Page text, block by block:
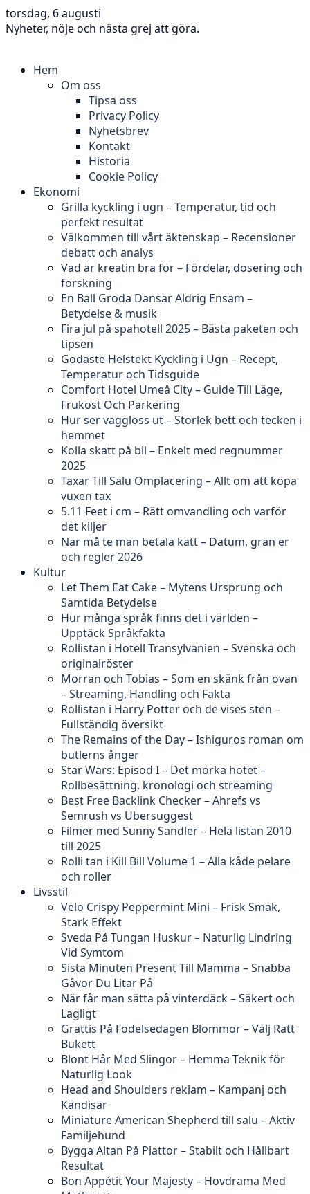
torsdag, 6 augusti
Nyheter, nöje och nästa grej att göra.
Hem
Om oss
Tipsa oss
Privacy Policy
Nyhetsbrev
Kontakt
Historia
Cookie Policy
Ekonomi
Grilla kyckling i ugn – Temperatur, tid och
perfekt resultat
Välkommen till vårt äktenskap – Recensioner
debatt och analys
Vad är kreatin bra för – Fördelar, dosering och
forskning
En Ball Groda Dansar Aldrig Ensam –
Betydelse & musik
Fira jul på spahotell 2025 – Bästa paketen och
tipsen
Godaste Helstekt Kyckling i Ugn – Recept,
Temperatur och Tidsguide
Comfort Hotel Umeå City – Guide Till Läge,
Frukost Och Parkering
Hur ser vägglöss ut – Storlek bett och tecken i
hemmet
Kolla skatt på bil – Enkelt med regnummer
2025
Taxar Till Salu Omplacering – Allt om att köpa
vuxen tax
5.11 Feet i cm – Rätt omvandling och varför
det kiljer
När må te man betala katt – Datum, grän er
och regler 2026
Kultur
Let Them Eat Cake – Mytens Ursprung och
Samtida Betydelse
Hur många språk finns det i världen –
Upptäck Språkfakta
Rollistan i Hotell Transylvanien – Svenska och
originalröster
Morran och Tobias – Som en skänk från ovan
– Streaming, Handling och Fakta
Rollistan i Harry Potter och de vises sten –
Fullständig översikt
The Remains of the Day – Ishiguros roman om
butlerns ånger
Star Wars: Episod I – Det mörka hotet –
Rollbesättning, kronologi och streaming
Best Free Backlink Checker – Ahrefs vs
Semrush vs Ubersuggest
Filmer med Sunny Sandler – Hela listan 2010
till 2025
Rolli tan i Kill Bill Volume 1 – Alla kåde pelare
och roller
Livsstil
Velo Crispy Peppermint Mini – Frisk Smak,
Stark Effekt
Sveda På Tungan Huskur – Naturlig Lindring
Vid Symtom
Sista Minuten Present Till Mamma – Snabba
Gåvor Du Litar På
När får man sätta på vinterdäck – Säkert och
Lagligt
Grattis På Födelsedagen Blommor – Välj Rätt
Bukett
Blont Hår Med Slingor – Hemma Teknik för
Naturlig Look
Head and Shoulders reklam – Kampanj och
Kändisar
Miniature American Shepherd till salu – Aktiv
Familjehund
Bygga Altan På Plattor – Stabilt och Hållbart
Resultat
Bon Appétit Your Majesty – Hovdrama Med